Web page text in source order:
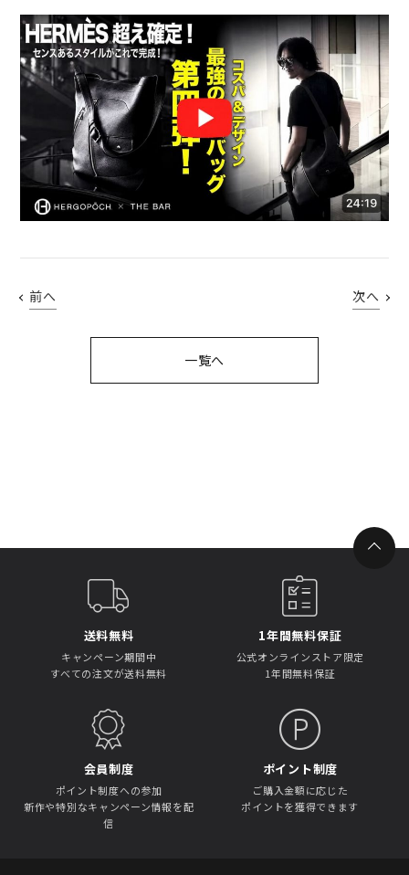
前へ 次へ
一覧へ
送料無料
キャンペーン期間中
すべての注文が送料無料
1年間無料保証
公式オンラインストア限定
1年間無料保証
会員制度
ポイント制度への参加
新作や特別なキャンペーン情報を配
信
ポイント制度
ご購入金額に応じた
ポイントを獲得できます